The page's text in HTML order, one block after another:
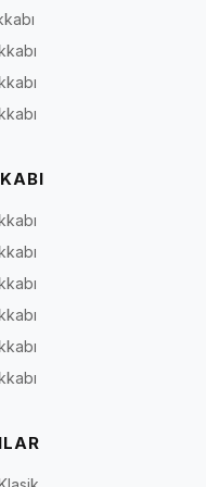
Oxford, Derby, loafer,
veya bağcıksız klasik
modeller
Casual, yumuşak yapılı,
Bağcıklı veya bağcıksız deri
spor modeller
Bağcıklı bot, fermuarlı bot,
Chelsea ve yüksek bilekli
modeller